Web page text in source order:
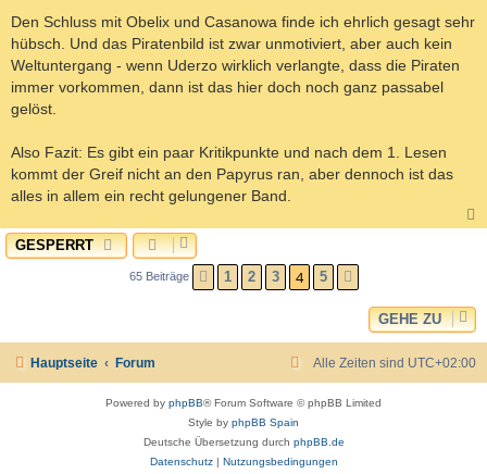
Den Schluss mit Obelix und Casanowa finde ich ehrlich gesagt sehr
hübsch. Und das Piratenbild ist zwar unmotiviert, aber auch kein
Weltuntergang - wenn Uderzo wirklich verlangte, dass die Piraten
immer vorkommen, dann ist das hier doch noch ganz passabel
gelöst.
Also Fazit: Es gibt ein paar Kritikpunkte und nach dem 1. Lesen
kommt der Greif nicht an den Papyrus ran, aber dennoch ist das
alles in allem ein recht gelungener Band.
a
GESPERRT
65 Beiträge VORHERIGE
1 2 3 4 5
GEHE ZU
Hauptseite Forum Alle Zeiten sind UTC+02:00
Powered by phpBB® Forum Software © phpBB Limited
Style by phpBB Spain
Deutsche Übersetzung durch phpBB.de
Datenschutz| Nutzungsbedingungen